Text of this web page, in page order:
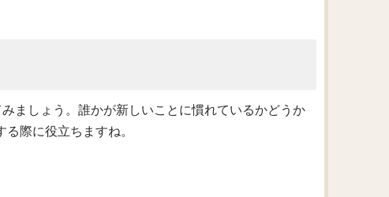
ましょう。誰かが新しいことに慣れているかどうか
際に役立ちますね。